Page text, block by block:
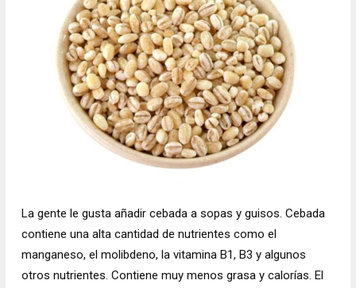
La gente le gusta añadir cebada a sopas y guisos. Cebada
contiene una alta cantidad de nutrientes como el
manganeso, el molibdeno, la vitamina B1, B3 y algunos
otros nutrientes. Contiene muy menos grasa y calorías. El